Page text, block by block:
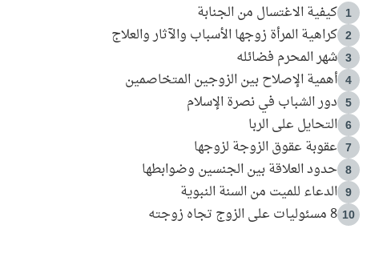
1 كيفية الاغتسال من الجنابة
2 كراهية المرأة زوجها الأسباب والآثار والعلاج
3 شهر المحرم فضائله
4 أهمية الإصلاح بين الزوجين المتخاصمين
5 دور الشباب في نصرة الإسلام
6 التحايل على الربا
7 عقوبة عقوق الزوجة لزوجها
8 حدود العلاقة بين الجنسين وضوابطها
9 الدعاء للميت من السنة النبوية
10 8 مسئوليات على الزوج تجاه زوجته